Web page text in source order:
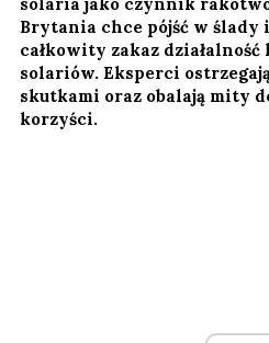
Brytania chce pójść w
całkowity zakaz
solariów. Eksperci
skutkami oraz obalają mity
korzyści.